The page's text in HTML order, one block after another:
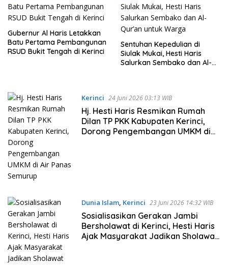
Gubernur Al Haris Letakkan
Batu Pertama Pembangunan
RSUD Bukit Tengah di Kerinci
Sentuhan Kepedulian di
Siulak Mukai, Hesti Haris
Salurkan Sembako dan Al-
Kerinci 24 Juni 2026 03:13 WIB
Hj. Hesti Haris Resmikan Rumah
Dilan TP PKK Kabupaten Kerinci,
Dorong Pengembangan UMKM di
Dunia Islam, Kerinci 23 Juni 2026 14:32 WIB
Sosialisasikan Gerakan Jambi
Bersholawat di Kerinci, Hesti Haris
Ajak Masyarakat Jadikan Sholawat